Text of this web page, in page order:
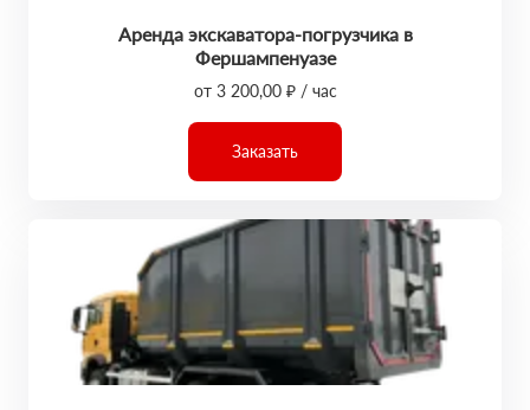
Аренда экскаватора-погрузчика в
Фершампенуазе
от 3 200,00 ₽ / час
Заказать